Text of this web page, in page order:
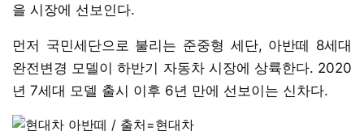
을 시장에 선보인다.
먼저 국민세단으로 불리는 준중형 세단, 아반떼 8세대
완전변경 모델이 하반기 자동차 시장에 상륙한다. 2020
년 7세대 모델 출시 이후 6년 만에 선보이는 신차다.